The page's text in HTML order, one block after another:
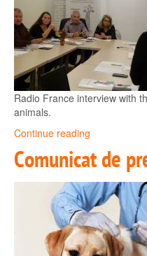
Radio France interview with
animals.
Continue reading
Comunicat de